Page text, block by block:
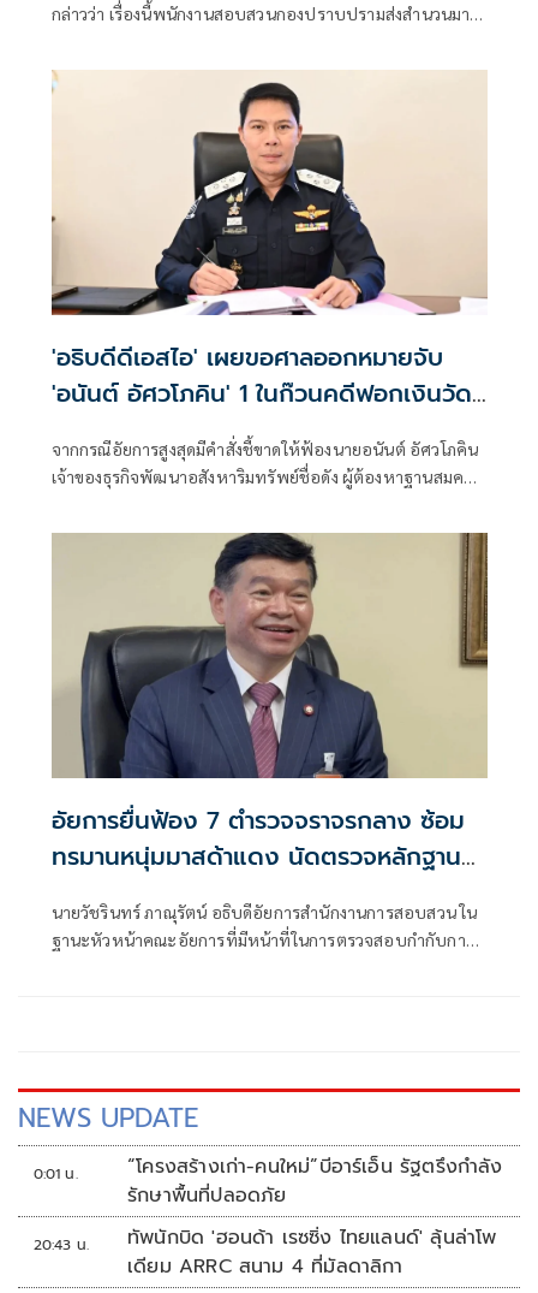
กล่าวว่า เรื่องนี้พนักงานสอบสวนกองปราบปรามส่งสํานวนมาที่
ความเห็นเสนอไปยังอัยการสูงสุด ว่าคดีนี้มีการกระทําส่วนหนึ่ง
เกิดในประเทศไทยเเละ ส่วนหนึ่งเกิดขึ้นที่สถานทูตกรุงลอนดอน
ประเทศอังกฤษ ตามหลักเกณฑ์เเล้วต้องเป็นคดีนอกราช
อาณาจักรตาม ป.วิอาญามาตรา 20 ซึ่งเป็นอำนาจอัยการสูงสุด
'อธิบดีดีเอสไอ' เผยขอศาลออกหมายจับ
'อนันต์ อัศวโภคิน' 1 ในก๊วนคดีฟอกเงินวัด
จากกรณีอัยการสูงสุดมีคำสั่งชี้ขาดให้ฟ้องนายอนันต์ อัศวโภคิน
เจ้าของธุรกิจพัฒนาอสังหาริมทรัพย์ชื่อดัง ผู้ต้องหาฐานสมคบ
อัยการยื่นฟ้อง 7 ตำรวจจราจรกลาง ซ้อม
ทรมานหนุ่มมาสด้าแดง นัดตรวจหลักฐาน
นายวัชรินทร์ ภาณุรัตน์ อธิบดีอัยการสำนักงานการสอบสวน ใน
ฐานะหัวหน้าคณะอัยการที่มีหน้าที่ในการตรวจสอบกำกับการ
NEWS UPDATE
0:01 น.
“โครงสร้างเก่า-คนใหม่”บีอาร์เอ็น รัฐตรึงกำลัง
รักษาพื้นที่ปลอดภัย
20:43 น.
ทัพนักบิด 'ฮอนด้า เรซซิ่ง ไทยแลนด์' ลุ้นล่าโพ
เดียม ARRC สนาม 4 ที่มัลดาลิกา